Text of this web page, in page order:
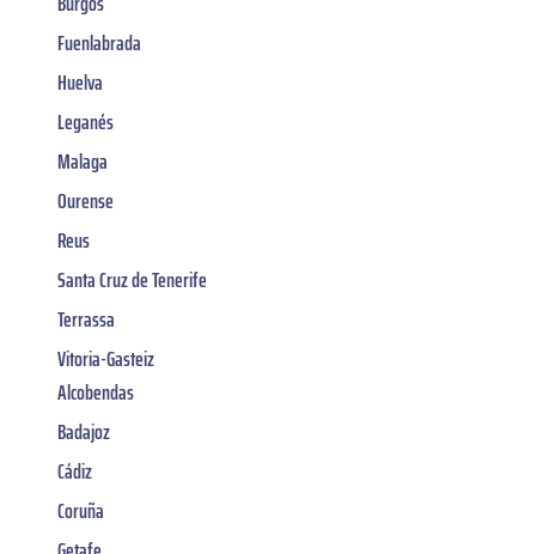
Fuenlabrada
Huelva
Leganés
Malaga
Ourense
Reus
Santa Cruz de Tenerife
Terrassa
Vitoria-Gasteiz
Alcobendas
Badajoz
Cádiz
Coruña